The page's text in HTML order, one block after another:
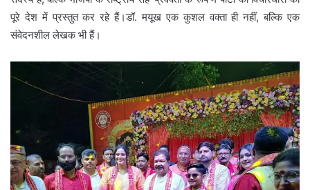
पूरे देश में प्रस्तुत कर रहे हैं।डॉ. मयूख एक कुशल वक्ता ही नहीं, बल्कि एक
संवेदनशील लेखक भी हैं।